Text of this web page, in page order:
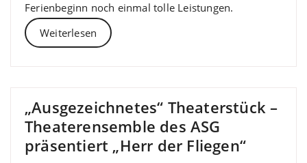
Ferienbeginn noch einmal tolle Leistungen.
Weiterlesen
„Ausgezeichnetes“ Theaterstück –
Theaterensemble des ASG
präsentiert „Herr der Fliegen“